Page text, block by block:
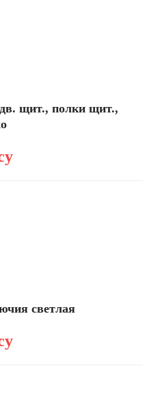
щит., полки щит.,
светлая